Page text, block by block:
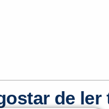
de ler